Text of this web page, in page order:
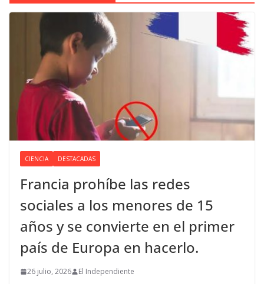
CIENCIA DESTACADAS
Francia prohíbe las redes
sociales a los menores de 15
años y se convierte en el primer
país de Europa en hacerlo.
26 julio, 2026 El Independiente